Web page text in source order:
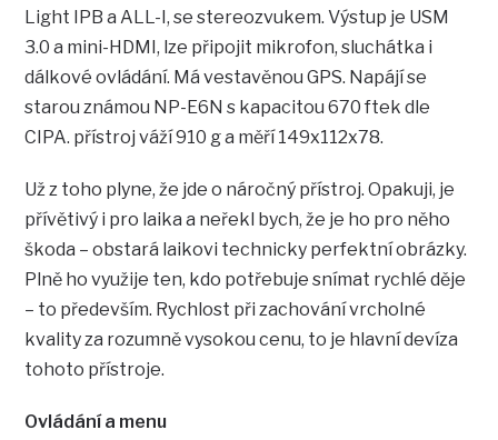
Light IPB a ALL-I, se stereozvukem. Výstup je USM
3.0 a mini-HDMI, lze připojit mikrofon, sluchátka i
dálkové ovládání. Má vestavěnou GPS. Napájí se
starou známou NP-E6N s kapacitou 670 ftek dle
CIPA. přístroj váží 910 g a měří 149x112x78.
Už z toho plyne, že jde o náročný přístroj. Opakuji, je
přívětivý i pro laika a neřekl bych, že je ho pro něho
škoda – obstará laikovi technicky perfektní obrázky.
Plně ho využije ten, kdo potřebuje snímat rychlé děje
– to především. Rychlost při zachování vrcholné
kvality za rozumně vysokou cenu, to je hlavní devíza
tohoto přístroje.
Ovládání a menu